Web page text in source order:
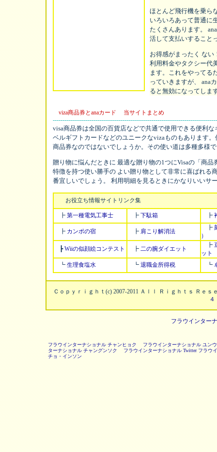
ほとんど飛行機を乗ら
いろいろあって普通に
たくさんあります。
活して支払いすること
お得感がまったく ない
利用料金やタクシー代
ます。これをやってる
っていきますが、 ana
ると無効になってしま
viza商品券とanaカード 当サイトまとめ
visa商品券は全国の百貨店などで共通で使用できる便利
ベルギフトカードなどのユニークなvizaものもあります
商品券なのではないでしょうか。その使い道は多種多様
贈り物に悩んだときに 最適な贈り物の1つにVisaの「商
特徴を持つ使い勝手の よい贈り物として非常に喜ばれる
番宜しいでしょう。 利用明細を見るときにかなりいいサ
お役立ち情報サイトリンク集
┣ 第一種電気工事士 ┣ 下駄箱 ┣
┣ カンポの宿 ┣ 肩こり解消法
┣
）
┣Wiiの似顔絵コンテスト ┣ 二の腕ダイエット
┣
ット
┗ 生理食塩水 ┗ 退職金所得税 ┗
Ｃｏｐｙｒｉｇｈｔ(c) 2007-2011 Ａｌｌ Ｒｉｇｈｔｓ Ｒｅ
４
フラウインター
フラウインターナショナル チャンヒョク
フラウインターナショナル ユン
ターナショナル チャングンソク
フラウインターナショナル Twitter フラウ
チョ・インソン